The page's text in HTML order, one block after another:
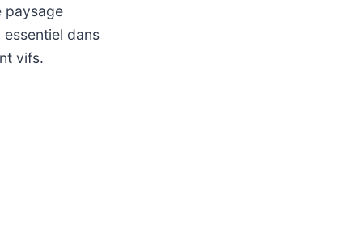
paysage
dans
vifs.